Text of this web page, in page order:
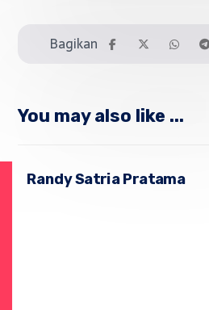
You may also like ...
Randy Satria Pratama